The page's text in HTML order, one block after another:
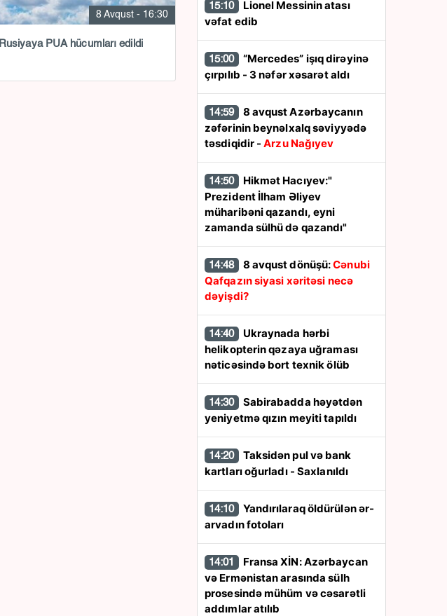
8 Avqust - 16:30
Rusiyaya PUA hücumları edildi
15:10
vəfat edib
15:00
çırpılıb - 3 nəfər xəsarət aldı
14:59
zəfərinin beynəlxalq səviyyədə
təsdiqidir -Arzu Nağıyev
14:50
Prezident İlham Əliyev
müharibəni qazandı, eyni
zamanda sülhü də qazandı"
14:48 8 avqust dönüşü:Cənubi
Qafqazın siyasi xəritəsi necə
dəyişdi?
14:40
helikopterin qəzaya uğraması
nəticəsində bort texnik ölüb
14:30
yeniyetmə qızın meyiti tapıldı
14:20
kartları oğurladı - Saxlanıldı
14:10
arvadın fotoları
14:01
və Ermənistan arasında sülh
prosesində mühüm və cəsarətli
addımlar atılıb